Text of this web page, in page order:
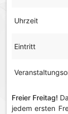
Uhrzeit
Eintritt
Freier Freitag!
jedem ersten